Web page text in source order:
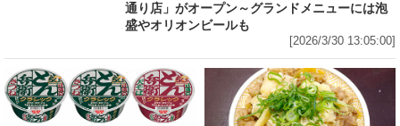
通り店」がオープン～グランドメニューには泡
盛やオリオンビールも
[2026/3/30 13:05:00]